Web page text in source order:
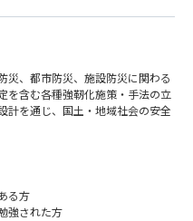
災、都市防災、施設防災に関わる
を含む各種強靭化施策・手法の立
計を通じ、国土・地域社会の安全
災害活動計画の策定支援
災機能強化に関わるガイドライ
、防災訓練の企画・実施
る方
強された方